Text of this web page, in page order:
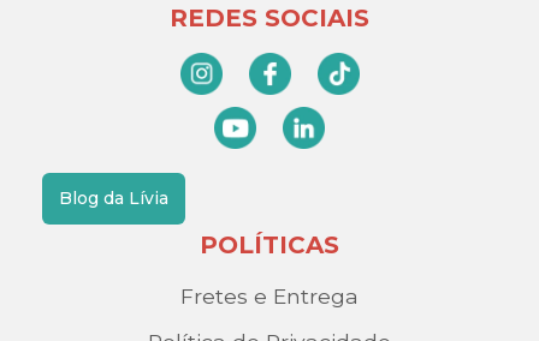
REDES SOCIAIS
Blog da Lívia
POLÍTICAS
Fretes e Entrega